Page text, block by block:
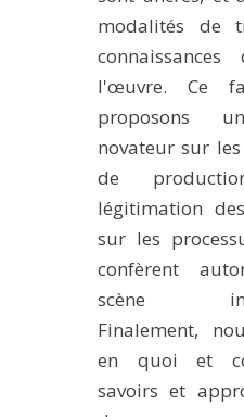
modalités de
l'œuvre. Ce
proposons
novateur sur
de
légitimation
sur les
confèrent
scène
Finalement,
en quoi et
savoirs et